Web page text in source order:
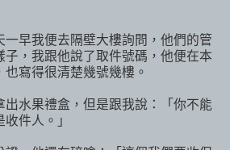
一早我便去隔壁大樓詢問，他們的管
子，我跟他說了取件號碼，他便在本
寫得很清楚幾號幾樓。
出水果禮盒，但是跟我說：「你不能
件人。」